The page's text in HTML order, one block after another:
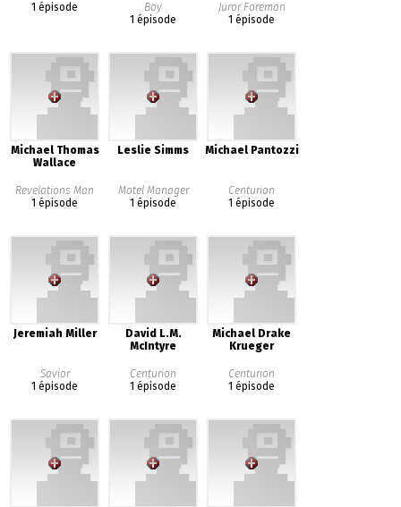
1 épisode
Boy
1 épisode
Juror Foreman
1 épisode
Michael Thomas
Wallace
Revelations Man
1 épisode
Leslie Simms
Motel Manager
1 épisode
Michael Pantozzi
Centurion
1 épisode
Jeremiah Miller
Savior
1 épisode
David L.M.
McIntyre
Centurion
1 épisode
Michael Drake
Krueger
Centurion
1 épisode